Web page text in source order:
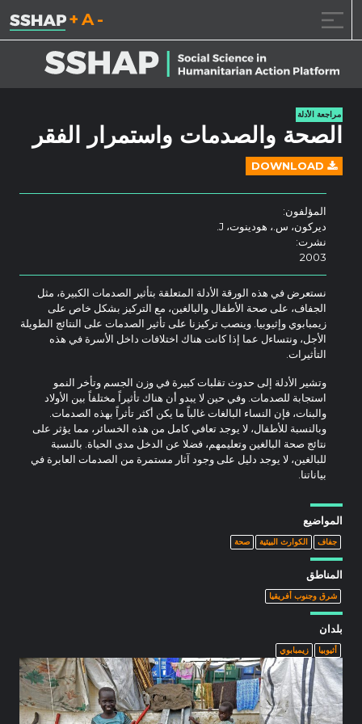
تقليل حجم الخط.
إعادة ضبط حجم
زيادة حجم
مراجعة الأدلة
الصحة والصدمات واستمرار الفقر
DOWNLOAD
المؤلفون:
ديركون، س.، هودينوت، J.
نشرت:
2003
نستعرض في هذه الورقة الأدلة المتعلقة بتأثير الصدمات الكبيرة، مثل
الجفاف، على صحة الأطفال والبالغين، مع التركيز بشكل خاص على
زيمبابوي وإثيوبيا. وينصب تركيزنا على تأثير الصدمات على النتائج الطويلة
الأجل، ونتساءل عما إذا كانت هناك اختلافات داخل الأسرة في هذه
التأثيرات.
وتشير الأدلة إلى حدوث تقلبات كبيرة في وزن الجسم وتأخر النمو
استجابة للصدمات. وفي حين لا يبدو أن هناك تأثيراً مختلفاً بين الأولاد
والبنات، فإن النساء البالغات غالباً ما يكن أكثر تأثراً بهذه الصدمات.
وبالنسبة للأطفال، لا يوجد تعافي كامل من هذه الخسائر، مما يؤثر على
نتائج صحة البالغين وتعليمهم، فضلا عن الدخل مدى الحياة. بالنسبة
للبالغين، لا يوجد دليل على وجود آثار مستمرة من الصدمات العابرة في
بياناتنا.
المواضيع
جفاف الكوارث البيئية صحة
المناطق
شرق وجنوب أفريقيا
بلدان
أثيوبيا زيمبابوي